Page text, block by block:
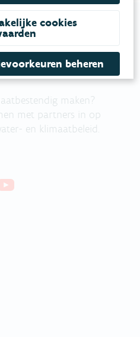
maken?
met partners in op
en klimaatbeleid.
cookies
beheren